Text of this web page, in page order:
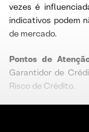
vezes é
indicativos podem
de mercado.
Pontos de
Garantidor de
Risco de Crédito.